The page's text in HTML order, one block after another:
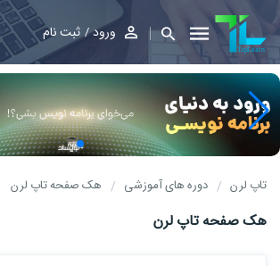
ورود ثبت نام
تاپ لرن دوره های آموزشی هک صفحه تاپ لرن
هک صفحه تاپ لرن